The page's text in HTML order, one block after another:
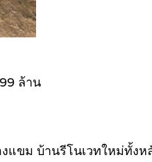
ล้าน
ม บ้านรีโนเวทใหม่ทั้งห